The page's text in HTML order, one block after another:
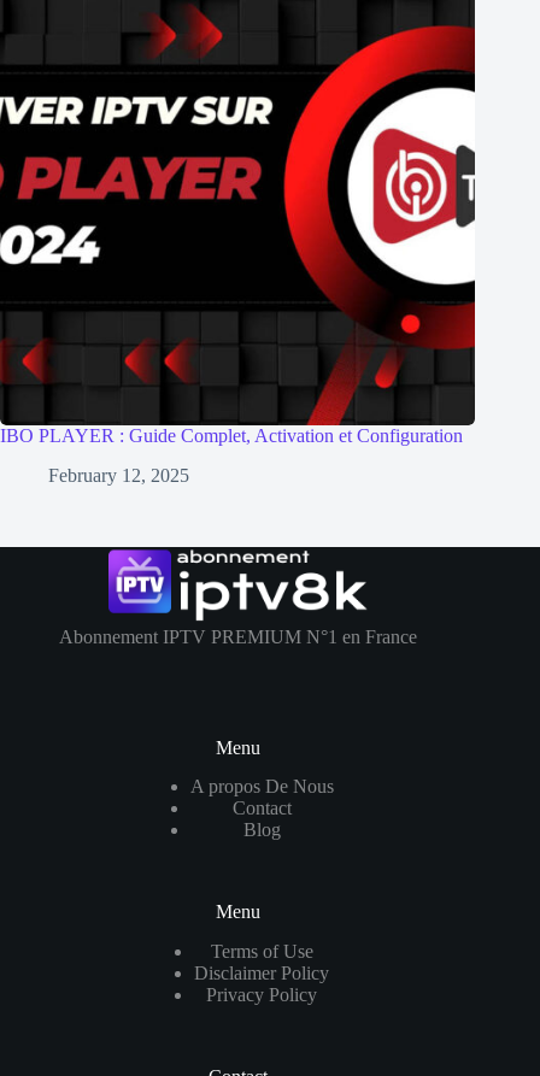
IBO PLAYER : Guide Complet, Activation et Configuration
February 12, 2025
Abonnement IPTV PREMIUM N°1 en France
Menu
A propos De Nous
Contact
Blog
Menu
Terms of Use
Disclaimer Policy
Privacy Policy